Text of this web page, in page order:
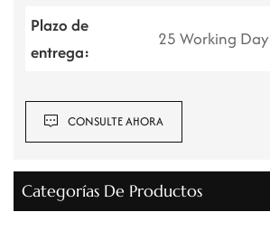
Plazo de
entrega:
25 Working
CONSULTE AHORA
Categorías De Productos